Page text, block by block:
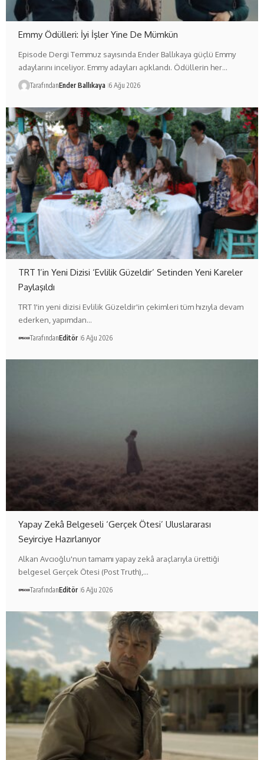
Emmy Ödülleri: İyi İşler Yine De Mümkün
Episode Dergi Temmuz sayısında Ender Ballıkaya güçlü Emmy
adaylarını inceliyor. Emmy adayları açıklandı. Ödüllerin her…
TarafındanEnder Ballıkaya 6 Ağu 2026
TRT 1’in Yeni Dizisi ‘Evlilik Güzeldir’ Setinden Yeni Kareler
Paylaşıldı
TRT 1'in yeni dizisi Evlilik Güzeldir'in çekimleri tüm hızıyla devam
ederken, yapımdan…
TarafındanEditör 6 Ağu 2026
Yapay Zekâ Belgeseli ‘Gerçek Ötesi’ Uluslararası
Seyirciye Hazırlanıyor
Alkan Avcıoğlu'nun tamamı yapay zekâ araçlarıyla ürettiği
belgesel Gerçek Ötesi (Post Truth),…
TarafındanEditör 6 Ağu 2026